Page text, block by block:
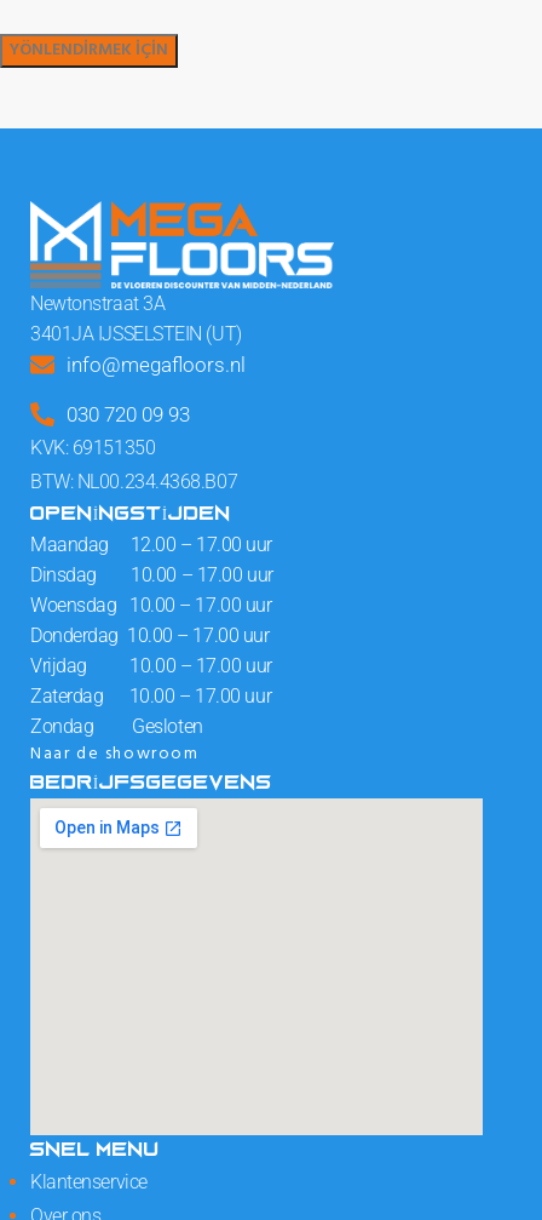
Newtonstraat 3A
3401JA IJSSELSTEIN (UT)
info@megafloors.nl
030 720 09 93
KVK: 69151350
BTW: NL00.234.4368.B07
OPENINGSTIJDEN
Maandag 12.00 – 17.00 uur
Dinsdag 10.00 – 17.00 uur
Woensdag 10.00 – 17.00 uur
Donderdag 10.00 – 17.00 uur
Vrijdag 10.00 – 17.00 uur
Zaterdag 10.00 – 17.00 uur
Zondag Gesloten
Naar de showroom
BEDRIJFSGEGEVENS
SNEL MENU
Klantenservice